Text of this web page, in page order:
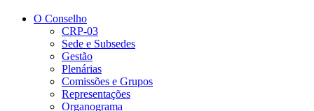
O Conselho
CRP-03
Sede e Subsedes
Gestão
Plenárias
Comissões e Grupos
Representações
Organograma